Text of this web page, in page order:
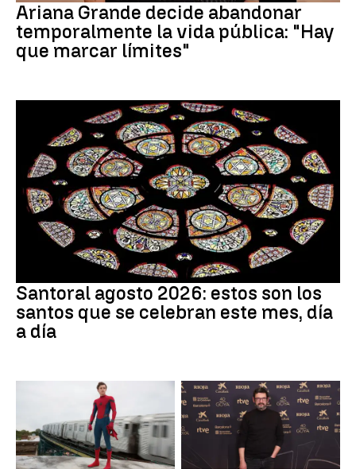
Ariana Grande decide abandonar
temporalmente la vida pública: "Hay
que marcar límites"
Santoral agosto 2026: estos son los
santos que se celebran este mes, día
a día
Cine Actor